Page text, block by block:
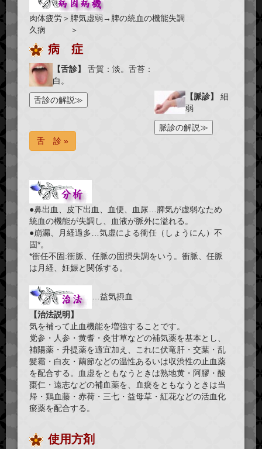
肉体疲労＞脾気虚弱→脾の統血の機能失調
久病 ＞
病 症
【舌診】
舌質：淡。舌苔：
白。
舌 診 »
【脈診】
細
弱
●鼻出血、皮下出血、血便、血尿…脾気が虚弱なため
統血の機能が失調し、血液が脈外に溢れる。
●崩漏、月経過多…気虚による衝任（しょうにん）不
固*。
*衝任不固:衝脈、任脈の固摂失調をいう。衝脈、任脈
は月経、妊娠と関係する。
…益気摂血
【治法説明】
気を補って止血機能を増強することです。
党参・人参・黄耆・灸甘草などの補気薬を基本とし、
補陽薬・升提薬を適宜加え、これに伏竜肝・交葉・乱
髪霜・白友・繭節などの温性あるいは収渋性の止血薬
を配合する。血虚をともなうときは熟地黄・阿膠・酸
棗仁・遠志などの補血薬を、血瘀をともなうときは当
帰・鶏血藤・赤荷・三七・益母草・紅花などの活血化
瘀薬を配合する。
使用方剤